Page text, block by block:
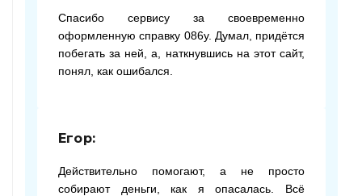
Спасибо сервису за своевременно
оформленную справку 086у. Думал, придётся
побегать за ней, а, наткнувшись на этот сайт,
понял, как ошибался.
Егор:
Действительно помогают, а не просто
собирают деньги, как я опасалась. Всё